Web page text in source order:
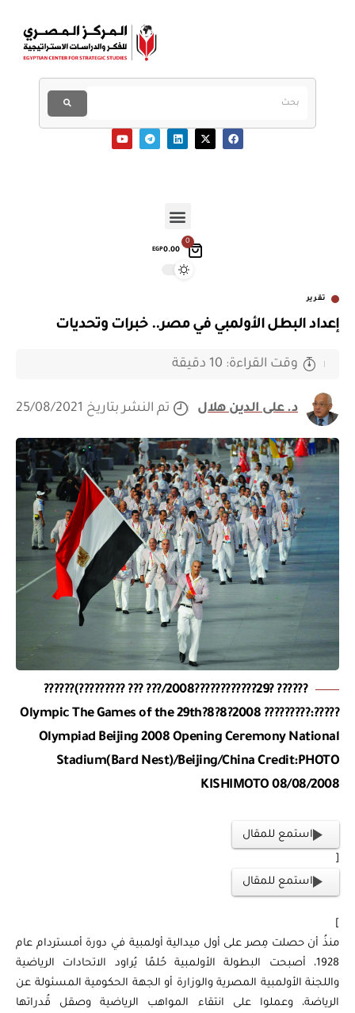
0
EGP0.00
تقرير
إعداد البطل الأولمبي في مصر.. خبرات وتحديات
د. على الدين هلال تم النشر بتاريخ 25/08/2021
وقت القراءة: 10 دقيقة
?????? ?29????????????2008/??? ??? ?????????)??????
?????:????????? 2008?8?8?Olympic The Games of the 29th
Olympiad Beijing 2008 Opening Ceremony National
Stadium(Bard Nest)/Beijing/China Credit:PHOTO
KISHIMOTO 08/08/2008
استمع للمقال
استمع للمقال
منذُ أن حصلت مِصر على أول ميدالية أولمبية في دورة أمستردام عام
1928، أصبحت البطولة الأولمبية حُلمًا يُراود الاتحادات الرياضية
واللجنة الأولمبية المصرية والوزارة أو الجهة الحكومية المسئولة عن
الرياضة، وعملوا على انتقاء المواهب الرياضية وصقل قُدراتها